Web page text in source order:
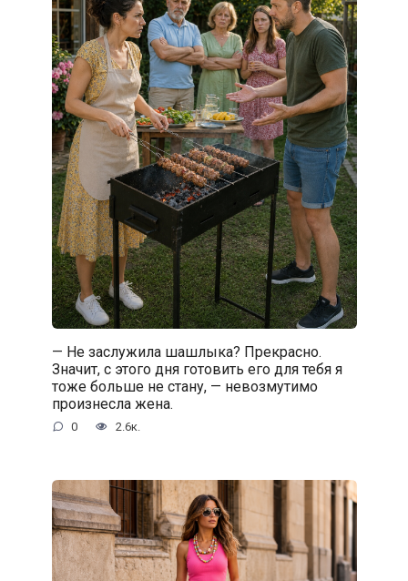
— Не заслужила шашлыка? Прекрасно.
Значит, с этого дня готовить его для тебя я
тоже больше не стану, — невозмутимо
произнесла жена.
0 2.6к.